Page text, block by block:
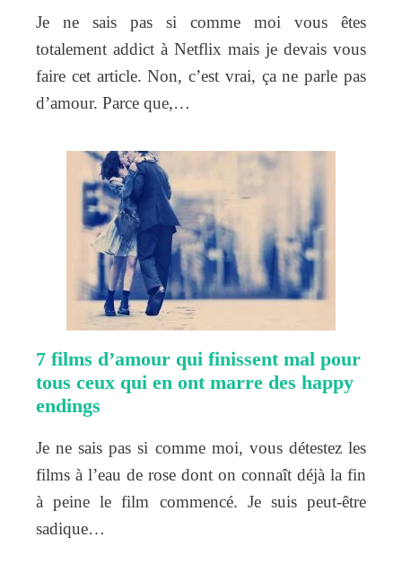
Je ne sais pas si comme moi vous êtes
totalement addict à Netflix mais je devais vous
faire cet article. Non, c’est vrai, ça ne parle pas
d’amour. Parce que,…
7 films d’amour qui finissent mal pour
tous ceux qui en ont marre des happy
endings
Je ne sais pas si comme moi, vous détestez les
films à l’eau de rose dont on connaît déjà la fin
à peine le film commencé. Je suis peut-être
sadique…